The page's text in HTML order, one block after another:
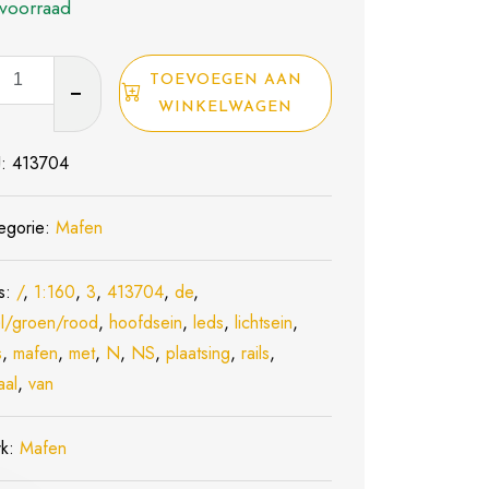
Groen/Rood)
TOEVOEGEN AAN
WINKELWAGEN
413704
Mafen
/, 1:160,3,413704,de,
groen/rood,hoofdsein,leds,lichtsein,
,mafen,met, N, NS,plaatsing,rails,
,van
Mafen